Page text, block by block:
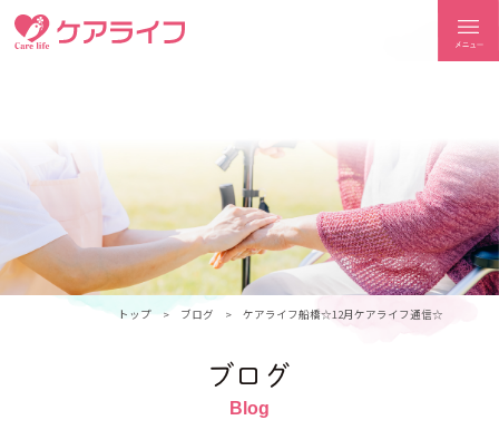
トップ ブログ ケアライフ船橋☆12月ケアライフ通信☆
ブログ